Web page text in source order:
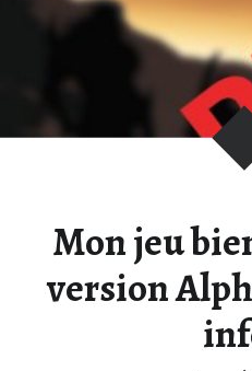
Mon jeu
version